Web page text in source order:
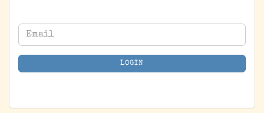
CONTINUE
TO
NEWSLETTER
SUBSCRIPTION
Email
LOGIN